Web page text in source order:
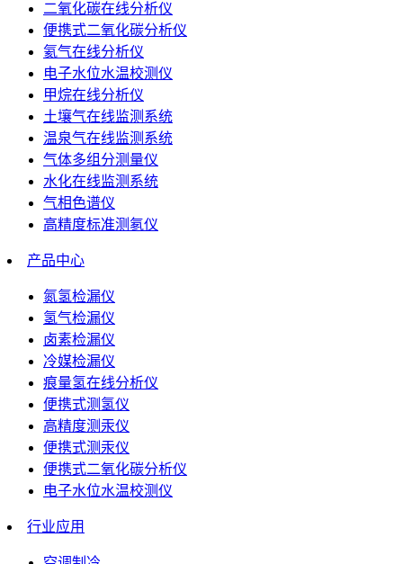
二氧化碳在线分析仪
便携式二氧化碳分析仪
氦气在线分析仪
电子水位水温校测仪
甲烷在线分析仪
土壤气在线监测系统
温泉气在线监测系统
气体多组分测量仪
水化在线监测系统
气相色谱仪
高精度标准测氡仪
产品中心
氮氢检漏仪
氢气检漏仪
卤素检漏仪
冷媒检漏仪
痕量氢在线分析仪
便携式测氢仪
高精度测汞仪
便携式测汞仪
便携式二氧化碳分析仪
电子水位水温校测仪
行业应用